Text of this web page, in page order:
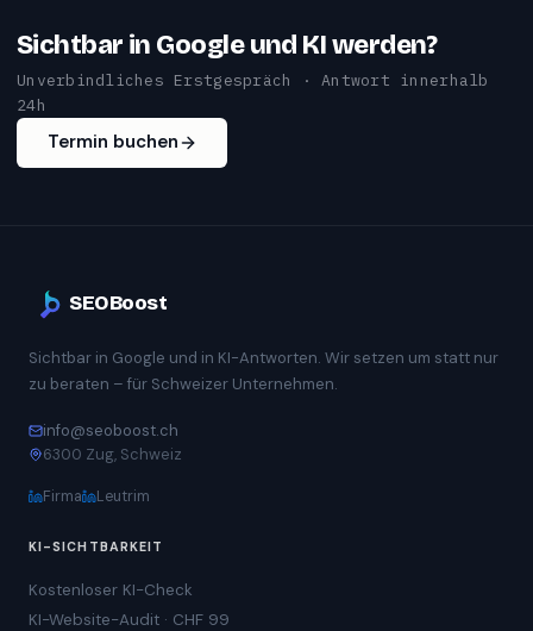
Sichtbar in Google und KI werden?
Unverbindliches Erstgespräch · Antwort innerhalb
24h
Termin buchen
SEOBoost
Sichtbar in Google und in KI-Antworten. Wir setzen um statt nur
zu beraten – für Schweizer Unternehmen.
info@seoboost.ch
6300 Zug, Schweiz
Firma Leutrim
KI-SICHTBARKEIT
Kostenloser KI-Check
KI-Website-Audit · CHF 99